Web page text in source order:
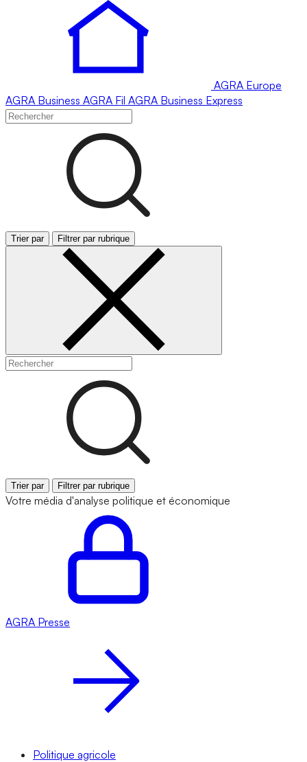
AGRA Europe
AGRA Business AGRA Fil AGRA Business Express
Trier par Filtrer par rubrique
Trier par Filtrer par rubrique
Votre média d'analyse politique et économique
AGRA Presse
Politique agricole